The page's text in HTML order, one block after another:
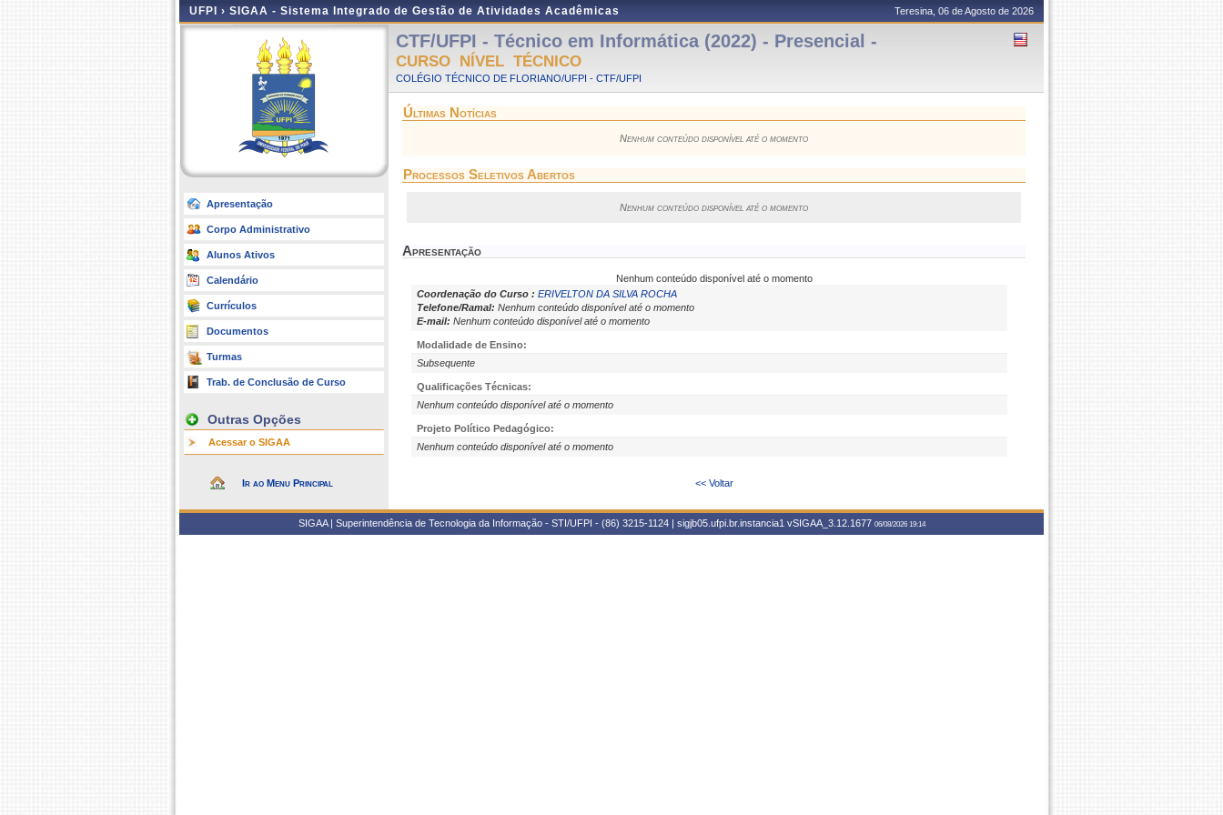
UFPI › SIGAA - Sistema Integrado de Gestão de Atividades Acadêmicas Teresina, 06 de Agosto de 2026
Apresentação
Corpo Administrativo
Alunos Ativos
Calendário
Currículos
Documentos
Turmas
Trab. de Conclusão de Curso
Outras Opções
Acessar o SIGAA
Ir ao Menu Principal
CTF/UFPI - Técnico em Informática (2022) - Presencial -
CURSO NÍVEL TÉCNICO
COLÉGIO TÉCNICO DE FLORIANO/UFPI - CTF/UFPI
Últimas Notícias
Nenhum conteúdo disponível até o momento
Processos Seletivos Abertos
Nenhum conteúdo disponível até o momento
Apresentação
Nenhum conteúdo disponível até o momento
Coordenação do Curso : ERIVELTON DA SILVA ROCHA
Telefone/Ramal: Nenhum conteúdo disponível até o momento
E-mail: Nenhum conteúdo disponível até o momento
Modalidade de Ensino:
Subsequente
Qualificações Técnicas:
Nenhum conteúdo disponível até o momento
Projeto Político Pedagógico:
Nenhum conteúdo disponível até o momento
<< Voltar
SIGAA | Superintendência de Tecnologia da Informação - STI/UFPI - (86) 3215-1124 | sigjb05.ufpi.br.instancia1 vSIGAA_3.12.1677 06/08/2026 19:14